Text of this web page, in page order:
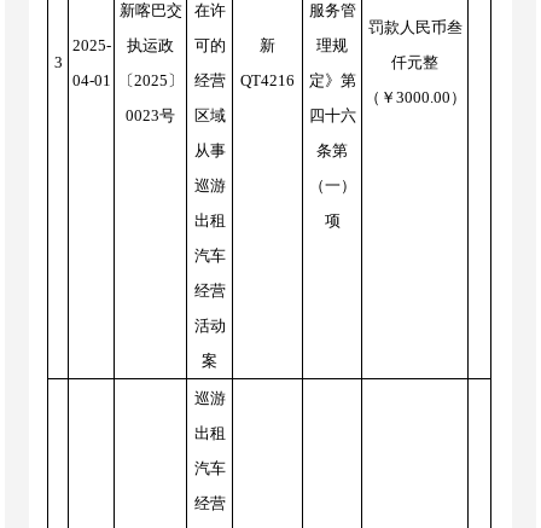
3
2025-
04-01
新喀巴交
执运政
〔2025〕
0023号
在许
可的
经营
区域
从事
巡游
出租
汽车
经营
活动
案
新
QT4216
服务管
理规
定》第
四十六
条第
（一）
项
罚款人民币叁
仟元整
（￥3000.00）
巡游
出租
汽车
经营